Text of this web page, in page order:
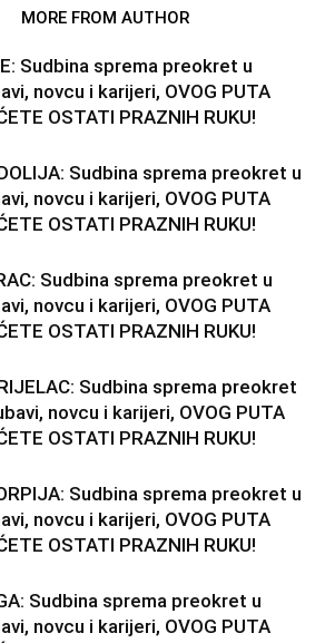
MORE FROM AUTHOR
Sudbina sprema preokret u
novcu i karijeri, OVOG PUTA
OSTATI PRAZNIH RUKU!
Sudbina sprema preokret u
novcu i karijeri, OVOG PUTA
OSTATI PRAZNIH RUKU!
Sudbina sprema preokret u
novcu i karijeri, OVOG PUTA
OSTATI PRAZNIH RUKU!
Sudbina sprema preokret
novcu i karijeri, OVOG PUTA
OSTATI PRAZNIH RUKU!
Sudbina sprema preokret u
novcu i karijeri, OVOG PUTA
OSTATI PRAZNIH RUKU!
Sudbina sprema preokret u
novcu i karijeri, OVOG PUTA